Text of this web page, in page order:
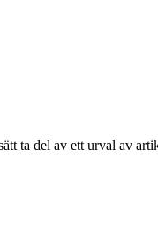
ta del av ett urval av